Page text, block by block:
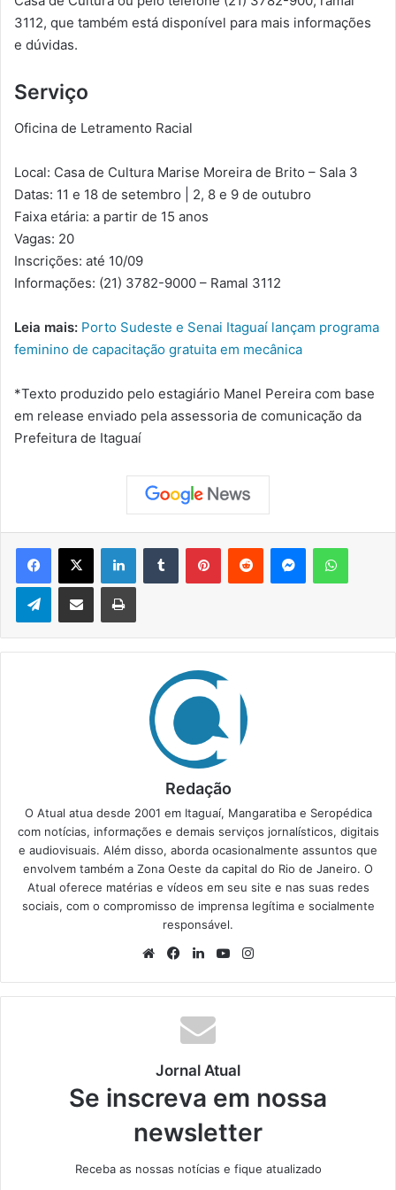
3112, que também está disponível para mais informações
e dúvidas.
Serviço
Oficina de Letramento Racial
Local: Casa de Cultura Marise Moreira de Brito – Sala 3
Datas: 11 e 18 de setembro | 2, 8 e 9 de outubro
Faixa etária: a partir de 15 anos
Vagas: 20
Inscrições: até 10/09
Informações: (21) 3782-9000 – Ramal 3112
Leia mais: Porto Sudeste e Senai Itaguaí lançam programa
feminino de capacitação gratuita em mecânica
*Texto produzido pelo estagiário Manel Pereira com base
em release enviado pela assessoria de comunicação da
Prefeitura de Itaguaí
Telegram
Redação
O Atual atua desde 2001 em Itaguaí, Mangaratiba e Seropédica
com notícias, informações e demais serviços jornalísticos, digitais
e audiovisuais. Além disso, aborda ocasionalmente assuntos que
envolvem também a Zona Oeste da capital do Rio de Janeiro. O
Atual oferece matérias e vídeos em seu site e nas suas redes
sociais, com o compromisso de imprensa legítima e socialmente
responsável.
We
te
Fa
bo
ok
Lin
din
Yo
ub
ra
Jornal Atual
Se inscreva em nossa
newsletter
Receba as nossas notícias e fique atualizado